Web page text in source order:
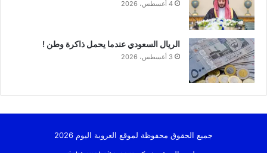
4 أغسطس، 2026
الريال السعودي عندما يحمل ذاكرة وطن !
3 أغسطس، 2026
جميع الحقوق محفوظة لموقع العروبة اليوم 2026